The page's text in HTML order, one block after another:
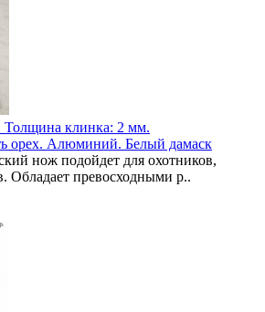
Толщина клинка: 2 мм.
орех. Алюминий. Белый дамаск
нож подойдет для охотников,
Обладает превосходными р..